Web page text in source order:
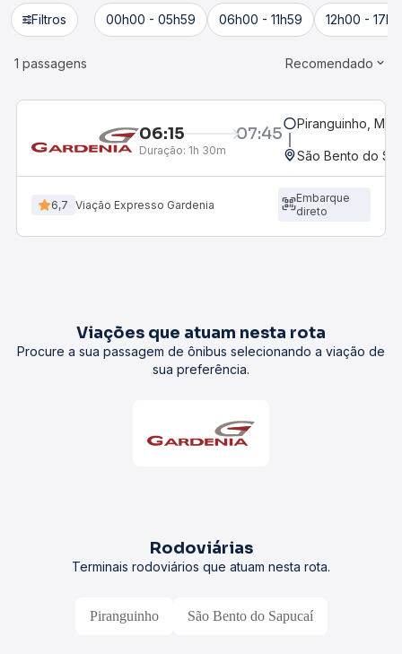
Filtros 00h00 - 05h59 06h00 - 11h59 12h00 -
1 passagens Recomendado
06:15 07:45
Duração: 1h 30m
Piranguinho, MG
São Bento do
6,7 Viação Expresso Gardenia
Embarque
direto
Viações que atuam nesta rota
Procure a sua passagem de ônibus selecionando a viação de
sua preferência.
Rodoviárias
Terminais rodoviários que atuam nesta rota.
Piranguinho São Bento do Sapucaí